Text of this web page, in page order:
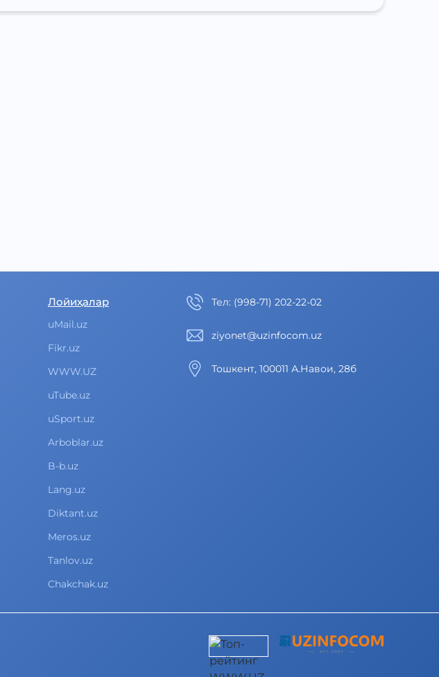
Лойиҳалар
uMail.uz
Fikr.uz
WWW.UZ
uTube.uz
uSport.uz
Arboblar.uz
B-b.uz
Lang.uz
Diktant.uz
Meros.uz
Tanlov.uz
Chakchak.uz
Тел: (998-71) 202-22-02
ziyonet@uzinfocom.uz
Тошкент, 100011 А.Навои, 28б